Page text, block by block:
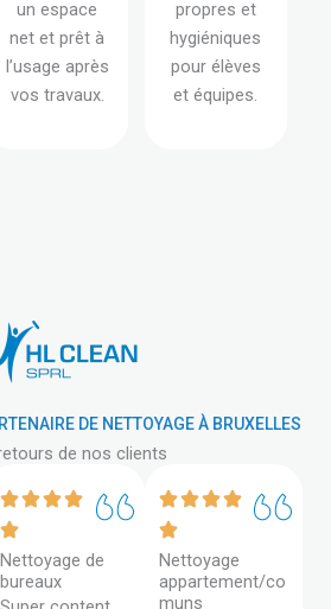
un espace
net et prêt à
l’usage après
vos travaux.
propres et
hygiéniques
pour élèves
et équipes.
DE NETTOYAGE À BRUXELLES
de nos clients
Nettoyage de
bureaux
Nettoyage
appartement/co
muns